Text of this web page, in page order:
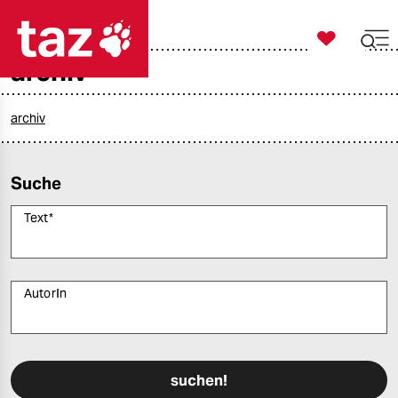
politik
gesellschaft
sport

taz zahl ich
archiv
archiv
Suche
Text*
AutorIn